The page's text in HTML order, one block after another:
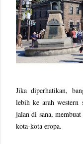
Jika diperhatikan,
lebih ke arah western
jalan di sana,
kota-kota eropa.